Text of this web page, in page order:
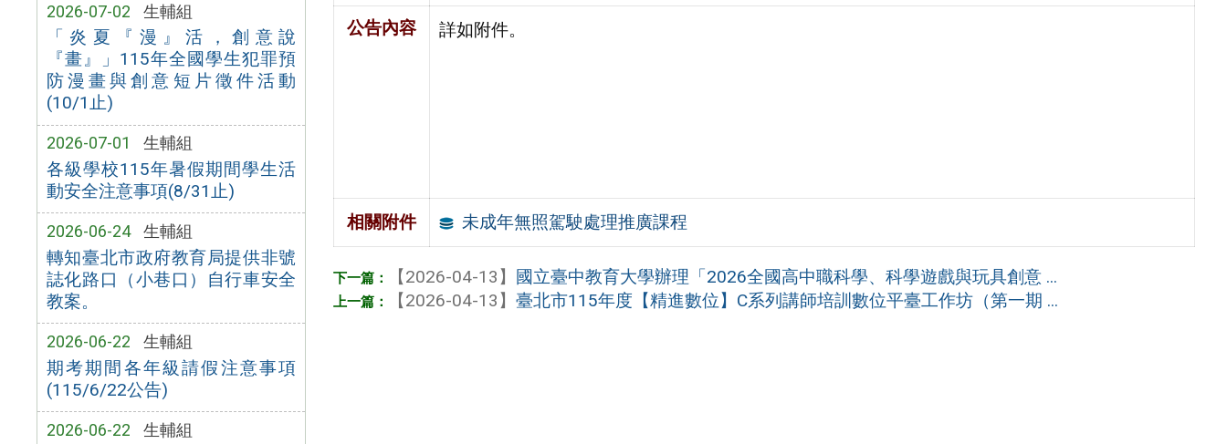
2026-07-02 生輔組
「炎夏『漫』活，創意說
『畫』」115年全國學生犯罪預
防漫畫與創意短片徵件活動
(10/1止)
2026-07-01 生輔組
各級學校115年暑假期間學生活
動安全注意事項(8/31止)
2026-06-24 生輔組
轉知臺北市政府教育局提供非號
誌化路口（小巷口）自行車安全
教案。
2026-06-22 生輔組
期考期間各年級請假注意事項
(115/6/22公告)
2026-06-22 生輔組
公告內容 詳如附件。
相關附件 未成年無照駕駛處理推廣課程
【2026-04-13】 國立臺中教育大學辦理「2026全國高中職科學、科學遊戲與玩具創意 ...
【2026-04-13】臺北市115年度【精進數位】C系列講師培訓數位平臺工作坊（第一期 ...